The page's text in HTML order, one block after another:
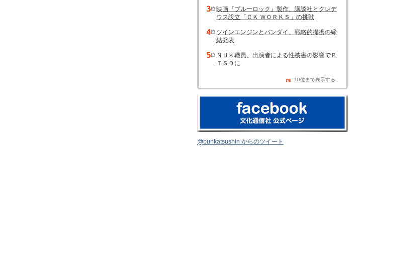
映画『ブルーロック』製作、講談社とクレデ
ウス設立「ＣＫ ＷＯＲＫＳ」の挑戦
ツインエンジンとバンダイ、戦略的提携の締
結発表
ＮＨＫ職員、出演者による性被害の影響でＰ
ＴＳＤに
10位まで表示する
@bunkatsushin からのツイート